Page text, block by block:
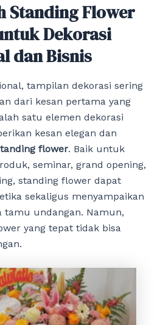
Standing Flower
Dekorasi
dan Bisnis
tampilan dekorasi sering
dari kesan pertama yang
satu elemen dekorasi
kesan elegan dan
flower. Baik untuk
seminar, grand opening,
standing flower dapat
sekaligus menyampaikan
tamu undangan. Namun,
yang tepat tidak bisa